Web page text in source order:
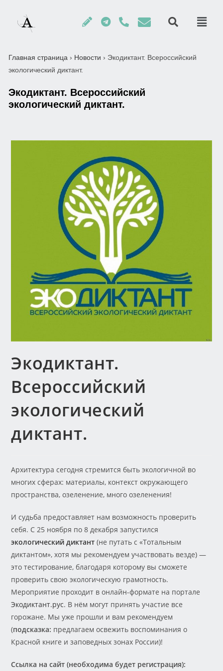
Главная страница › Новости › Экодиктант. Всероссийский
экологический диктант.
Экодиктант. Всероссийский
экологический диктант.
Экодиктант.
Всероссийский
экологический
диктант.
Архитектура сегодня стремится быть экологичной во
многих сферах: материалы, контекст окружающего
пространства, озеленение, много озеленения!
И судьба предоставляет нам возможность проверить
себя. С 25 ноября по 8 декабря запустился
экологический диктант (не путать с «Тотальным
диктантом», хотя мы рекомендуем участвовать везде) —
это тестирование, благодаря которому вы сможете
проверить свою экологическую грамотность.
Мероприятие проходит в онлайн-формате на портале
Экодиктант.рус. В нём могут принять участие все
горожане. Мы уже прошли и вам рекомендуем
(подсказка: предлагаем освежить воспоминания о
Красной книге и заповедных зонах России)!
Ссылка на сайт (необходима будет регистрация):